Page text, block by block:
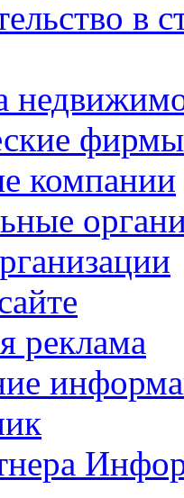
в
фирмы
компании
реклама